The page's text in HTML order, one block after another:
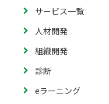
サービス一覧
人材開発
組織開発
診断
eラーニング